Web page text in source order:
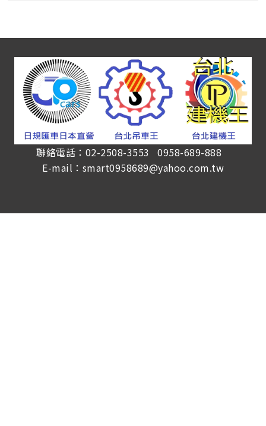
聯絡電話：02-2508-3553 0958-689-888
E-mail：smart0958689@yahoo.com.tw